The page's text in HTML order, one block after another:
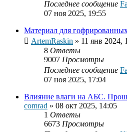
Последнее сообщение
07 ноя 2025, 19:55
Материал для
ArtemRaskin » 11 янв 2024,
8 Ответы
9007 Просмотры
Последнее сообщение
07 ноя 2025, 17:04
Влияние влаги на АБС.
comrad » 08 окт 2025, 14:05
1 Ответы
6673 Просмотры